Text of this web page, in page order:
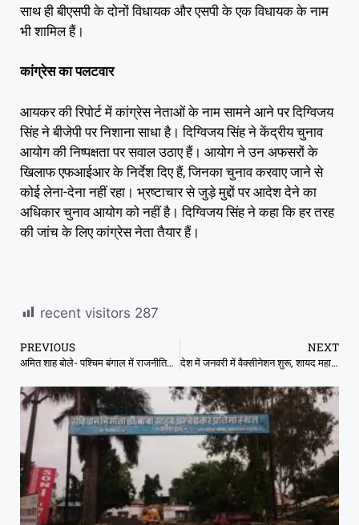
साथ ही बीएसपी के दोनों विधायक और एसपी के एक विधायक के नाम
भी शामिल हैं।
कांग्रेस का पलटवार
आयकर की रिपोर्ट में कांग्रेस नेताओं के नाम सामने आने पर दिग्विजय
सिंह ने बीजेपी पर निशाना साधा है। दिग्विजय सिंह ने केंद्रीय चुनाव
आयोग की निष्पक्षता पर सवाल उठाए हैं। आयोग ने उन अफसरों के
खिलाफ एफआईआर के निर्देश दिए हैं, जिनका चुनाव करवाए जाने से
कोई लेना-देना नहीं रहा। भ्रष्टाचार से जुड़े मुद्दों पर आदेश देने का
अधिकार चुनाव आयोग को नहीं है। दिग्विजय सिंह ने कहा कि हर तरह
की जांच के लिए कांग्रेस नेता तैयार हैं।
recent visitors 287
PREVIOUS
अमित शाह बोले- पश्चिम बंगाल में राजनीतिक हिंसा चरम पर, हम लोकतांत्रिक तरीके से जवाब देंगे
NEXT
देश में जनवरी में वैक्सीनेशन शुरू, शायद महामारी का सबसे बुरा दौर खत्म